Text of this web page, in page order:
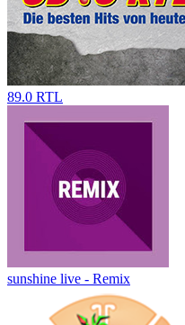
89.0 RTL
sunshine live - Remix